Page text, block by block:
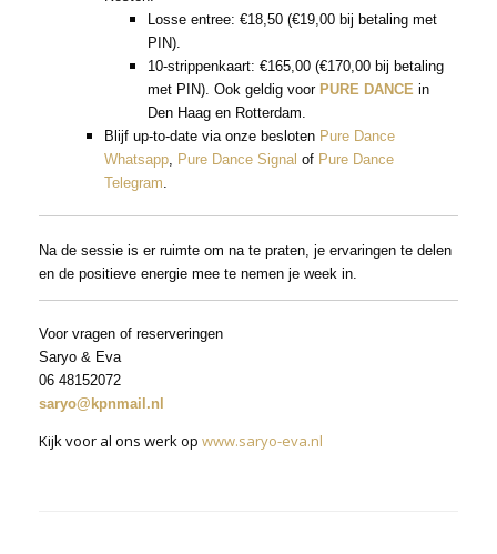
Losse entree: €18,50 (€19,00 bij betaling met
PIN).
10-strippenkaart: €165,00 (€170,00 bij betaling
met PIN). Ook geldig voor PURE DANCE in
Den Haag en Rotterdam.
Blijf up-to-date via onze besloten Pure Dance
Whatsapp, Pure Dance Signal of Pure Dance
Telegram
Na de sessie is er ruimte om na te praten, je ervaringen te delen
en de positieve energie mee te nemen je week in.
Voor vragen of reserveringen
Saryo & Eva
06 48152072
saryo@kpnmail.nl
Kijk voor al ons werk op www.saryo-eva.nl